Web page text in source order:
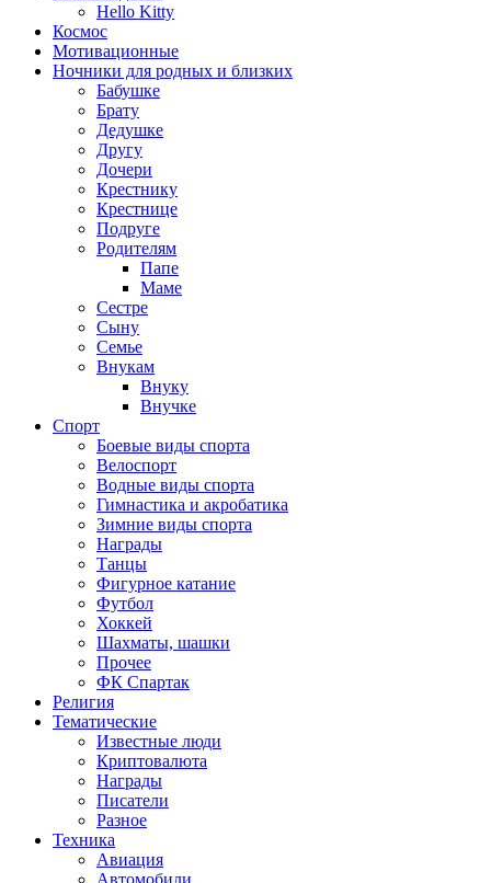
Hello Kitty
Космос
Мотивационные
Ночники для родных и близких
Бабушке
Брату
Дедушке
Другу
Дочери
Крестнику
Крестнице
Подруге
Родителям
Папе
Маме
Сестре
Сыну
Семье
Внукам
Внуку
Внучке
Спорт
Боевые виды спорта
Велоспорт
Водные виды спорта
Гимнастика и акробатика
Зимние виды спорта
Награды
Танцы
Фигурное катание
Футбол
Хоккей
Шахматы, шашки
Прочее
ФК Спартак
Религия
Тематические
Известные люди
Криптовалюта
Награды
Писатели
Разное
Техника
Авиация
Автомобили